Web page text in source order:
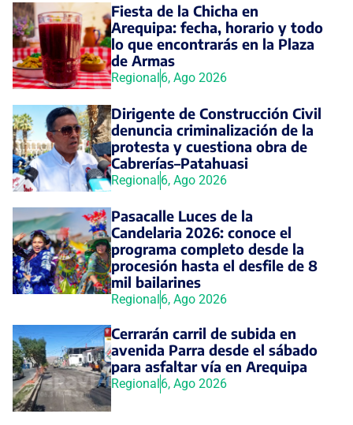
Fiesta de la Chicha en
Arequipa: fecha, horario y todo
lo que encontrarás en la Plaza
de Armas
Regional6, Ago 2026
Dirigente de Construcción Civil
denuncia criminalización de la
protesta y cuestiona obra de
Cabrerías–Patahuasi
Regional6, Ago 2026
Pasacalle Luces de la
Candelaria 2026: conoce el
programa completo desde la
procesión hasta el desfile de 8
mil bailarines
Regional6, Ago 2026
Cerrarán carril de subida en
avenida Parra desde el sábado
para asfaltar vía en Arequipa
Regional6, Ago 2026